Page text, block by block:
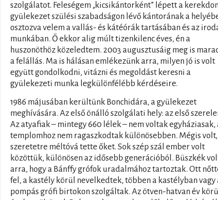
szolgálatot. Feleségem „kicsikántorként” lépett a
gyülekezet szülési szabadságon lévő kántorának a
osztozva velem a vallás- és kátéórák tartásában és az
munkában. Ő ekkor alig múlt tizenkilenc éves, én a
huszonöthöz közeledtem. 2003 augusztusáig meg is
a felállás. Ma is hálásan emlékezünk arra, milyen jó is volt
együtt gondolkodni, vitázni és megoldást keresni a
gyülekezeti munka legkülönfélébb kérdéseire.
1986 májusában kerültünk Bonchidára, a gyülekezet
meghívására. Az első önálló szolgálati hely: az első
Az atyafiak – mintegy 660 lélek – nem voltak egyháziasak,
templomhoz nem ragaszkodtak különösebben. Mégis
szeretetre méltóvá tette őket. Sok szép szál ember volt
közöttük, különösen az idősebb generációból. Büszkék
arra, hogy a Bánffy grófok uradalmához tartoztak. Ott
fel, a kastély körül nevelkedtek, többen a kastélyban vagy
pompás grófi birtokon szolgáltak. Az ötven-hatvan év